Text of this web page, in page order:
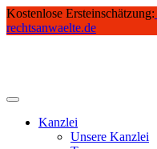
Skip
to
Kostenlose Ersteinschätzung:
rechtsanwaelte.de
Kanzlei
Unsere Kanzlei